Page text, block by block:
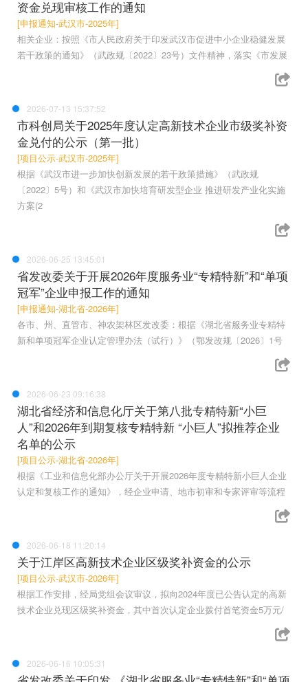
资金兑现审核工作的通知
[申报通知-武汉市-2025年]
相关企业：按照《市人民政府关于印发武汉市促进中小企业稳健发展
若干政策的通知》（武政规〔2022〕23号）文件精神，落实《市发展
2026-07-13 15:37:52
市科创局关于2025年度认定高新技术企业市级奖补资
金兑付的公示（第一批）
[项目公示-武汉市-2025年]
根据《武汉市进一步加快创新发展的若干政策措施》（武政规
〔2022〕5号）和《武汉市加快培育研发型企业 推进研发产业化实施
方案(2
2026-06-25 13:45:01
省发改委关于开展2026年度服务业“专精特新”和“单项
冠军”企业申报工作的通知
[申报通知-湖北省-2026年]
各市、州、直管市、神农架林区发改委：根据《湖北省服务业专精特
新和单项冠军企业认定管理办法（试行）》（鄂发改规〔2026〕1号
2026-06-23 09:16:38
湖北省经济和信息化厅关于第八批专精特新“小巨
人”和2026年到期复核专精特新 “小巨人”拟推荐企业
名单的公示
[项目公示-湖北省-2026年]
根据《工业和信息化部办公厅关于开展2026年度专精特新小巨人企业
认定和复核工作的通知》，经企业申请、地市初审和专家评审等流程
2026-06-18 11:20:14
关于江岸区高新技术企业区级奖补资金的公示
[项目公示-武汉市-2026年]
根据工作安排，经局党组会议审议，拟向2024年度已公告认定的高新
技术企业兑现区级奖补资金，其中首次认定企业拨付首笔资金5万元/
2026-06-16 10:05:31